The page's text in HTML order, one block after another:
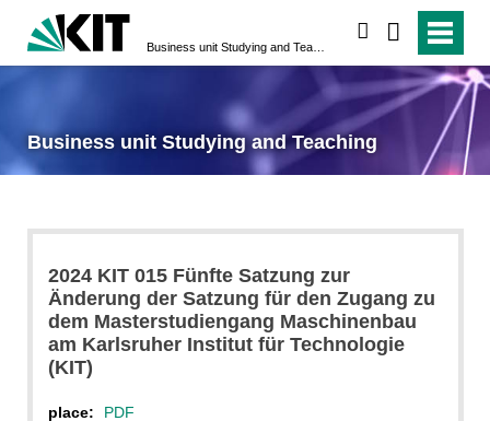
Business unit Studying and Teaching
2024 KIT 015 Fünfte Satzung zur
Änderung der Satzung für den Zugang zu
dem Masterstudiengang Maschinenbau
am Karlsruher Institut für Technologie
(KIT)
place:
PDF